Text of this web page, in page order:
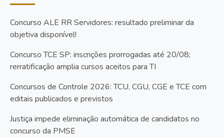
Concurso ALE RR Servidores: resultado preliminar da
objetiva disponível!
Concurso TCE SP: inscrições prorrogadas até 20/08;
rerratificação amplia cursos aceitos para TI
Concursos de Controle 2026: TCU, CGU, CGE e TCE com
editais publicados e previstos
Justiça impede eliminação automática de candidatos no
concurso da PMSE